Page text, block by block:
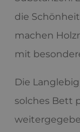
die
machen
mit
Die
solches Bett